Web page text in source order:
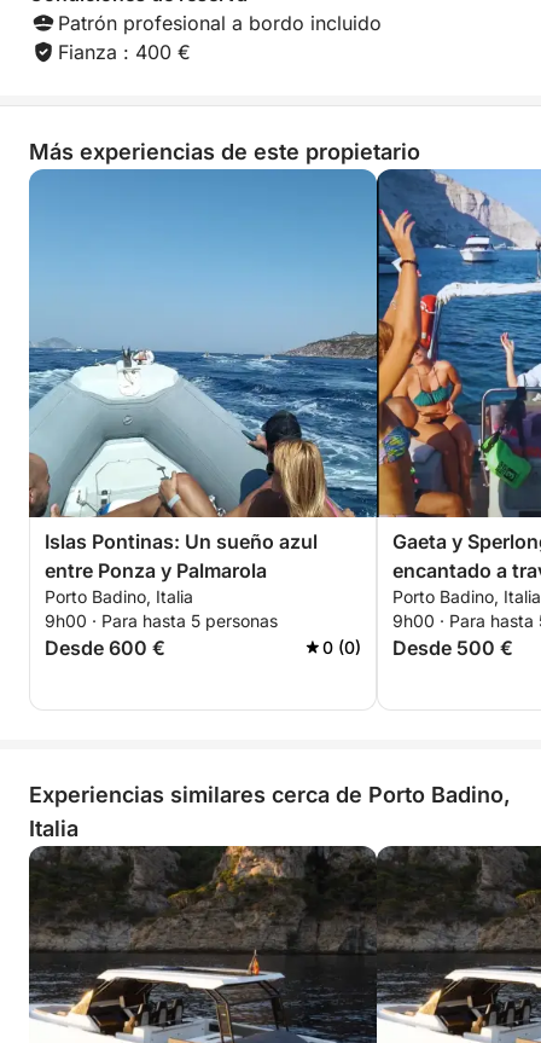
Patrón profesional a bordo incluido
Fianza : 400 €
Más experiencias de este propietario
Islas Pontinas: Un sueño azul
entre Ponza y Palmarola
Porto Badino, Italia
9h00 · Para hasta 5 personas
Desde 600 € 0 (0)
Gaeta y
encantado a
la naturaleza
Porto Badino, Italia
9h00 · Para hasta
Desde 500 €
Experiencias similares cerca de Porto Badino,
Italia